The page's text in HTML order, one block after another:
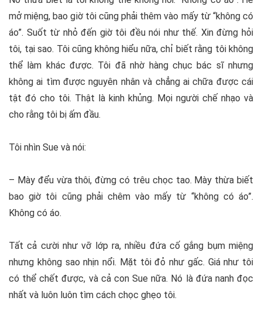
mở miệng, bao giờ tôi cũng phải thêm vào mấy từ “không có
áo”. Suốt từ nhỏ đến giờ tôi đều nói như thế. Xin đừng hỏi
tôi, tại sao. Tôi cũng không hiểu nữa, chỉ biết rằng tôi không
thể làm khác được. Tôi đã nhờ hàng chục bác sĩ nhưng
không ai tìm được nguyên nhân và chẳng ai chữa được cái
tật đó cho tôi. Thật là kinh khủng. Mọi người chế nhạo và
cho rằng tôi bị ấm đầu.
Tôi nhìn Sue và nói:
– Mày đểu vừa thôi, đừng có trêu chọc tao. Mày thừa biết
bao giờ tôi cũng phải chêm vào mấy từ “không có áo”.
Không có áo.
Tất cả cười như vỡ lớp ra, nhiều đứa cố gắng bụm miệng
nhưng không sao nhịn nổi. Mặt tôi đỏ như gấc. Giá như tôi
có thể chết được, và cả con Sue nữa. Nó là đứa nanh đọc
nhất và luôn luôn tìm cách chọc ghẹo tôi.